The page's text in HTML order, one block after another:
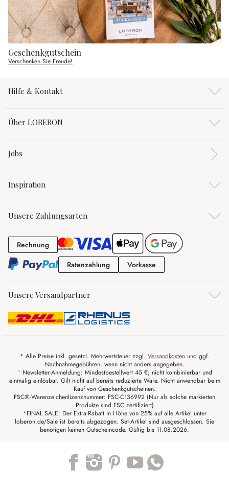
Geschenkgutschein
Verschenken Sie Freude!
Hilfe & Kontakt
Über LOBERON
Jobs
Inspiration
Unsere Zahlungsarten
RechnungRechnung
RatenzahlungRatenzahlung
Vorkasse
Unsere Versandpartner
* Alle Preise inkl. gesetzl. Mehrwertsteuer zzgl. Versandkostenund ggf.
Nachnahmegebühren, wenn nicht anders angegeben.
¹ Newsletter-Anmeldung: Mindestbestellwert 45 €; nicht kombinierbar und
einmalig einlösbar. Gilt nicht auf bereits reduzierte Ware. Nicht anwendbar beim
Kauf von Geschenkgutscheinen.
FSC®-Warenzeichenlizenznummer: FSC-C136992 (Nur als solche markierten
Produkte sind FSC zertifiziert)
*FINAL SALE: Der Extra-Rabatt in Höhe von 25% auf alle Artikel unter
loberon.de/Sale ist bereits abgezogen. Set-Artikel sind ausgeschlossen. Sie
benötigen keinen Gutscheincode. Gültig bis 11.08.2026.